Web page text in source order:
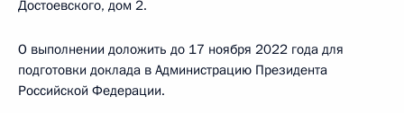
Достоевского, дом 2.
О выполнении доложить до 17 ноября 2022 года для
подготовки доклада в Администрацию Президента
Российской Федерации.